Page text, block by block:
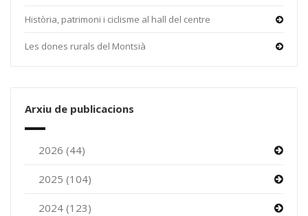
Història, patrimoni i ciclisme al hall del centre
Les dones rurals del Montsià
Arxiu de publicacions
2026 (44)
2025 (104)
2024 (123)